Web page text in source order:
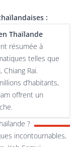
:
Thaïlande
résumée à
telles que
Chiang Rai.
d’habitants,
offrent un
?
incontournables,